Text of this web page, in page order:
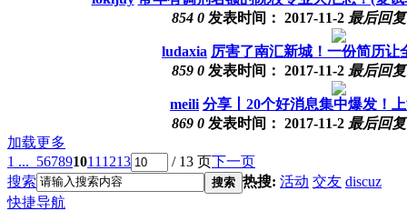
854 0 发表时间： 2017-11-2 最后回
ludaxia 厉害了南汇新城！一份简历让
859 0 发表时间： 2017-11-2 最后回
meili 分享丨20个好消息集中爆发！
869 0 发表时间： 2017-11-2 最后回
加载更多
1 ... 567891011 1213 / 13 页下一页
搜索
搜索 热搜: 活动 交友 discuz
快捷导航